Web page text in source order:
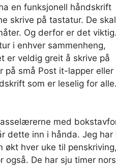
en funksjonell håndskrift
skrive på tastatur. De skal
Og derfor er det viktig.
i enhver sammenheng,
er veldig greit å skrive på
på små Post it-lapper eller
som er leselig for alle.
med
dette inn i hånda. Jeg
økt hver uke til
også. De har sju timer